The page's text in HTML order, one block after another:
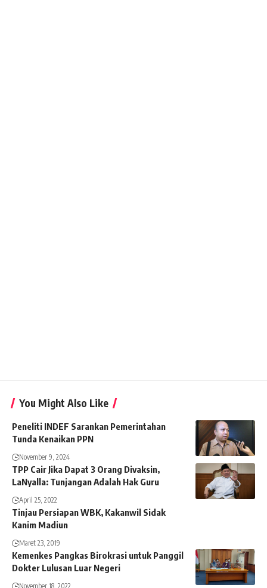
You Might Also Like
Peneliti INDEF Sarankan Pemerintahan
Tunda Kenaikan PPN
November 9, 2024
TPP Cair Jika Dapat 3 Orang Divaksin,
LaNyalla: Tunjangan Adalah Hak Guru
April 25, 2022
Tinjau Persiapan WBK, Kakanwil Sidak
Kanim Madiun
Maret 23, 2019
Kemenkes Pangkas Birokrasi untuk Panggil
Dokter Lulusan Luar Negeri
November 18, 2022